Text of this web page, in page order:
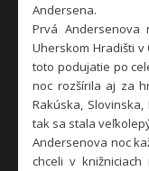
Andersena.
Prvá
Uherskom Hradišti v
toto podujatie po
noc rozšírila aj za
Rakúska,
tak sa stala
Andersenova noc
chceli v